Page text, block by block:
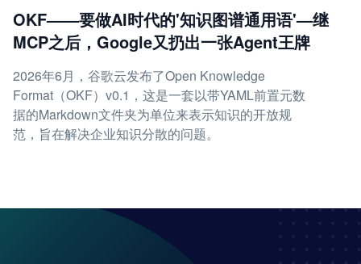
OKF——要做AI时代的'知识图谱通用语'—继
MCP之后，Google又扔出一张Agent王牌
2026年6月，谷歌云发布了Open Knowledge
Format（OKF）v0.1，这是一套以带YAML前置元数
据的Markdown文件夹为单位来表示知识的开放规
范，旨在解决企业知识分散的问题。